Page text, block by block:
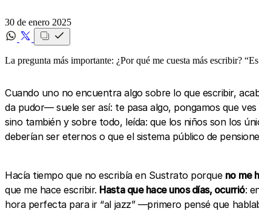
30 de enero 2025
La pregunta más importante: ¿Por qué me cuesta más escribir?
Cuando uno no encuentra algo sobre lo que escribir,
da pudor— suele ser así: te pasa algo, pongamos que
sino también y sobre todo, leída: que los niños son los
deberían ser eternos o que el sistema público de
Hacía tiempo que no escribía en Sustrato porque no me
que me hace escribir. Hasta que hace unos días, ocurrió:
hora perfecta para ir “al jazz” —primero pensé que